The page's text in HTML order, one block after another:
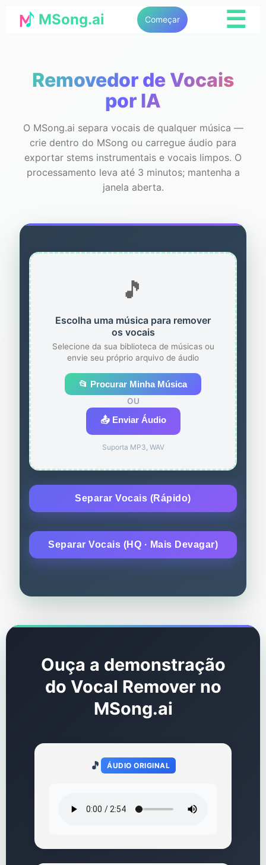
MSong.ai Começar ☰
Removedor de Vocais
por IA
O MSong.ai separa vocais de qualquer música —
crie dentro do MSong ou carregue áudio para
exportar stems instrumentais e vocais limpos. O
processamento leva até 3 minutos; mantenha a
janela aberta.
🎵
Escolha uma música para remover
os vocais
Selecione da sua biblioteca de músicas ou
envie seu próprio arquivo de áudio
📂 Procurar Minha Música
OU
📤 Enviar Áudio
Suporta MP3, WAV
Separar Vocais (Rápido)
Separar Vocais (HQ · Mais Devagar)
Ouça a demonstração
do Vocal Remover no
MSong.ai
🎵 ÁUDIO ORIGINAL